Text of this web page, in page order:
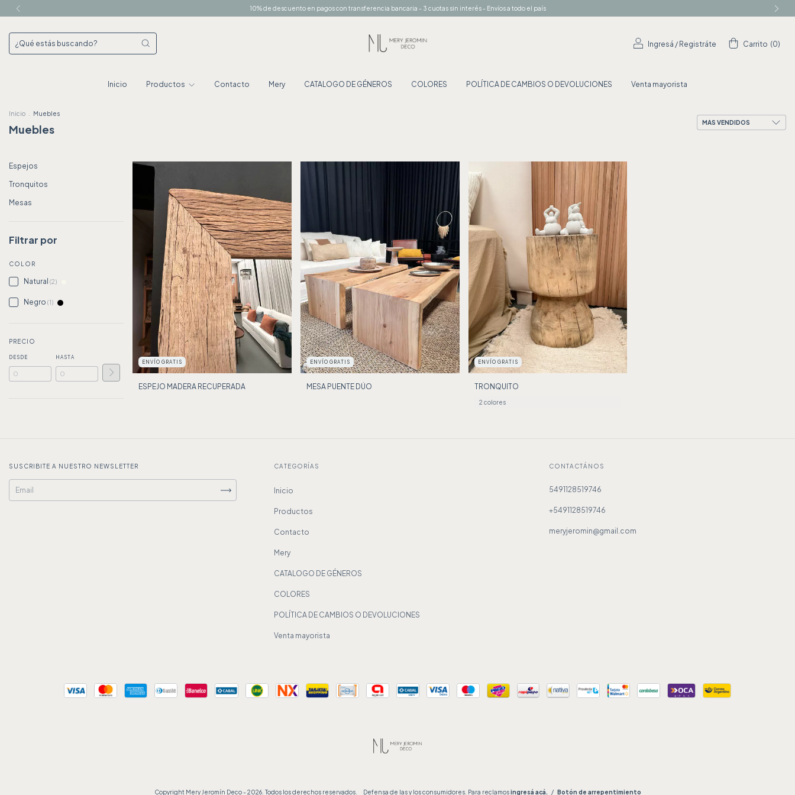
10% de descuento en pagos con transferencia bancaria - 3 cuotas sin interés - Envíos a todo el país
Ingresá / Registráte Carrito (0)
Inicio Productos Contacto Mery CATALOGO DE GÉNEROS COLORES POLÍTICA DE CAMBIOS O DEVOLUCIONES Venta mayorista
Inicio Muebles
Muebles
Espejos
Tronquitos
Mesas
Filtrar por
COLOR
Natural (2)
Negro (1)
PRECIO
DESDE
HASTA
ENVÍO GRATIS
ESPEJO MADERA RECUPERADA
ENVÍO GRATIS
MESA PUENTE DÚO
ENVÍO GRATIS
TRONQUITO
2 colores
SUSCRIBITE A NUESTRO NEWSLETTER CATEGORÍAS
Inicio
Productos
Contacto
Mery
CATALOGO DE GÉNEROS
COLORES
POLÍTICA DE CAMBIOS O DEVOLUCIONES
Venta mayorista
CONTACTÁNOS
5491128519746
+5491128519746
meryjeromin@gmail.com
Copyright Mery Jeromín Deco - 2026. Todos los derechos reservados. Defensa de las y los consumidores. Para reclamos ingresá acá. / Botón de arrepentimiento